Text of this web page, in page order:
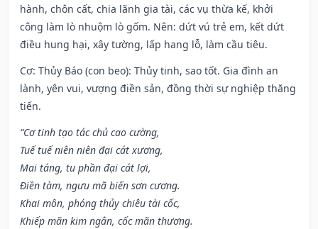
hành, chôn cất, chia lãnh gia tài, các vụ thừa kế, khởi
công làm lò nhuộm lò gốm. Nên: dứt vú trẻ em, kết dứt
điều hung hại, xây tường, lấp hang lỗ, làm cầu tiêu.
Cơ: Thủy Báo (con beo): Thủy tinh, sao tốt. Gia đình an
lành, yên vui, vượng điền sản, đồng thời sự nghiệp thăng
tiến.
“Cơ tinh tạo tác chủ cao cường,
Tuế tuế niên niên đại cát xương,
Mai táng, tu phần đại cát lợi,
Điền tàm, ngưu mã biến sơn cương.
Khai môn, phóng thủy chiêu tài cốc,
Khiếp mãn kim ngân, cốc mãn thương.